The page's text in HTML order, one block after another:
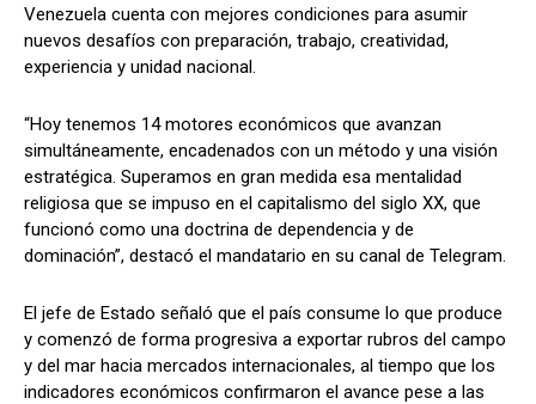
Venezuela cuenta con mejores condiciones para asumir
nuevos desafíos con preparación, trabajo, creatividad,
experiencia y unidad nacional.
“Hoy tenemos 14 motores económicos que avanzan
simultáneamente, encadenados con un método y una visión
estratégica. Superamos en gran medida esa mentalidad
religiosa que se impuso en el capitalismo del siglo XX, que
funcionó como una doctrina de dependencia y de
dominación”, destacó el mandatario en su canal de Telegram.
El jefe de Estado señaló que el país consume lo que produce
y comenzó de forma progresiva a exportar rubros del campo
y del mar hacia mercados internacionales, al tiempo que los
indicadores económicos confirmaron el avance pese a las